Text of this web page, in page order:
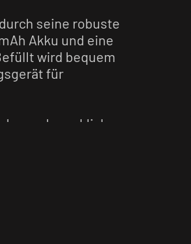
seine robuste
Akku und eine
wird bequem
für
geschmacklich
auf zarte
mit